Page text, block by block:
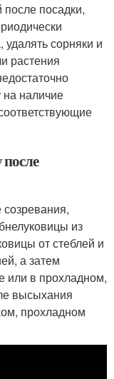
посадки,
удалять сорняки и
растения
на наличие
из
от стеблей и
а затем
или в прохладном,
высыхания
прохладном